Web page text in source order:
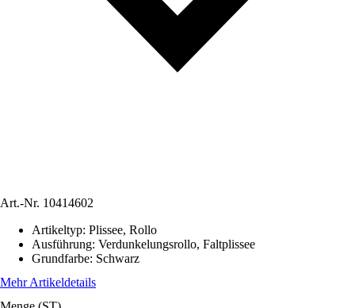
Art.-Nr. 10414602
Artikeltyp: Plissee, Rollo
Ausführung: Verdunkelungsrollo, Faltplissee
Grundfarbe: Schwarz
Mehr Artikeldetails